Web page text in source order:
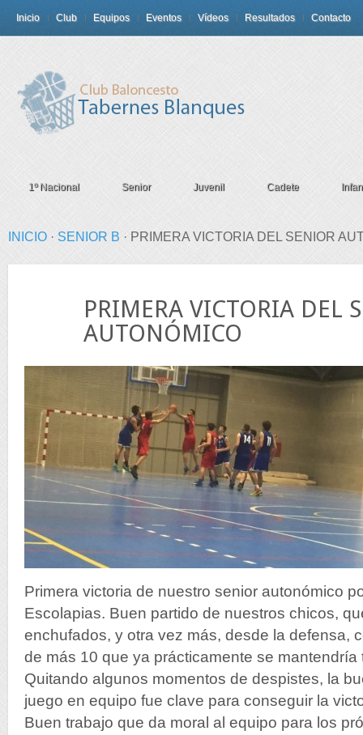
Inicio Club Equipos Eventos Vídeos Resultados Contacto
1º Nacional Senior Juvenil Cadete
INICIO · SENIOR B · PRIMERA VICTORIA DEL SENIOR
PRIMERA VICTORIA DEL
AUTONÓMICO
Primera victoria de nuestro senior autonómico
Escolapias. Buen partido de nuestros chicos,
enchufados, y otra vez más, desde la defensa,
de más 10 que ya prácticamente se mantendría
Quitando algunos momentos de despistes, la
juego en equipo fue clave para conseguir la
Buen trabajo que da moral al equipo para los